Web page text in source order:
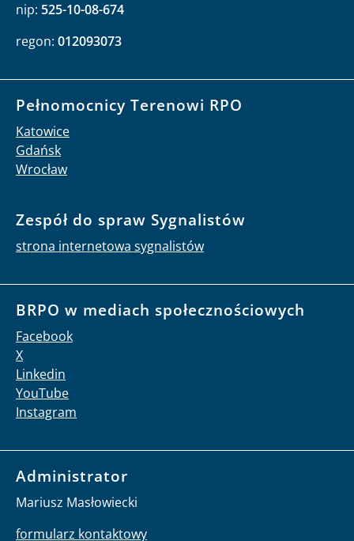
nip: 525-10-08-674
regon: 012093073
Pełnomocnicy Terenowi RPO
Katowice
Gdańsk
Wrocław
Zespół do spraw Sygnalistów
strona internetowa sygnalistów
BRPO w mediach społecznościowych
Facebook
X
Linkedin
YouTube
Instagram
Administrator
Mariusz Masłowiecki
formularz kontaktowy